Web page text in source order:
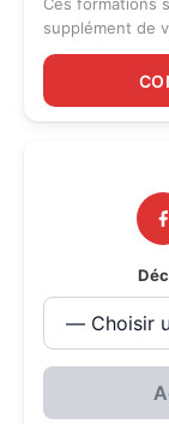
Ces formations
supplément de